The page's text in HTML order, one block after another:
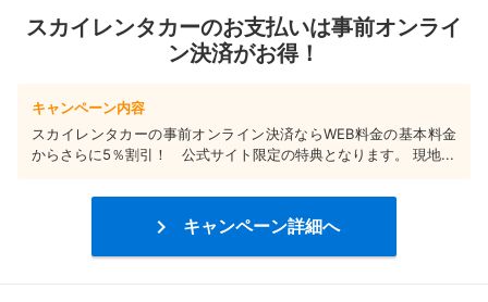
スカイレンタカーのお支払いは事前オンライ
ン決済がお得！
キャンペーン内容
スカイレンタカーの事前オンライン決済ならWEB料金の基本料金
からさらに5％割引！ 公式サイト限定の特典となります。 現地...
 キャンペーン詳細へ